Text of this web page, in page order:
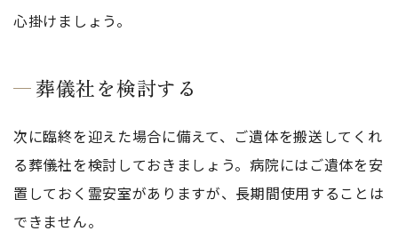
心掛けましょう。
葬儀社を検討する
次に臨終を迎えた場合に備えて、ご遺体を搬送してくれ
る葬儀社を検討しておきましょう。病院にはご遺体を安
置しておく霊安室がありますが、長期間使用することは
できません。